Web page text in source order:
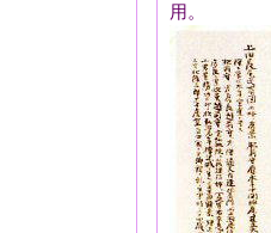
用。